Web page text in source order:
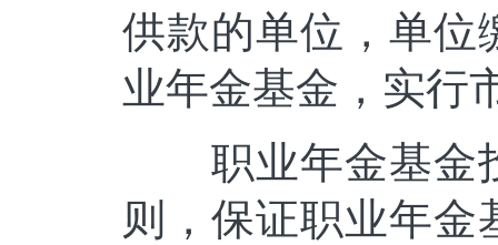
供款的单位，单位
业年金基金，实行
职业年金基金投
则，保证职业年